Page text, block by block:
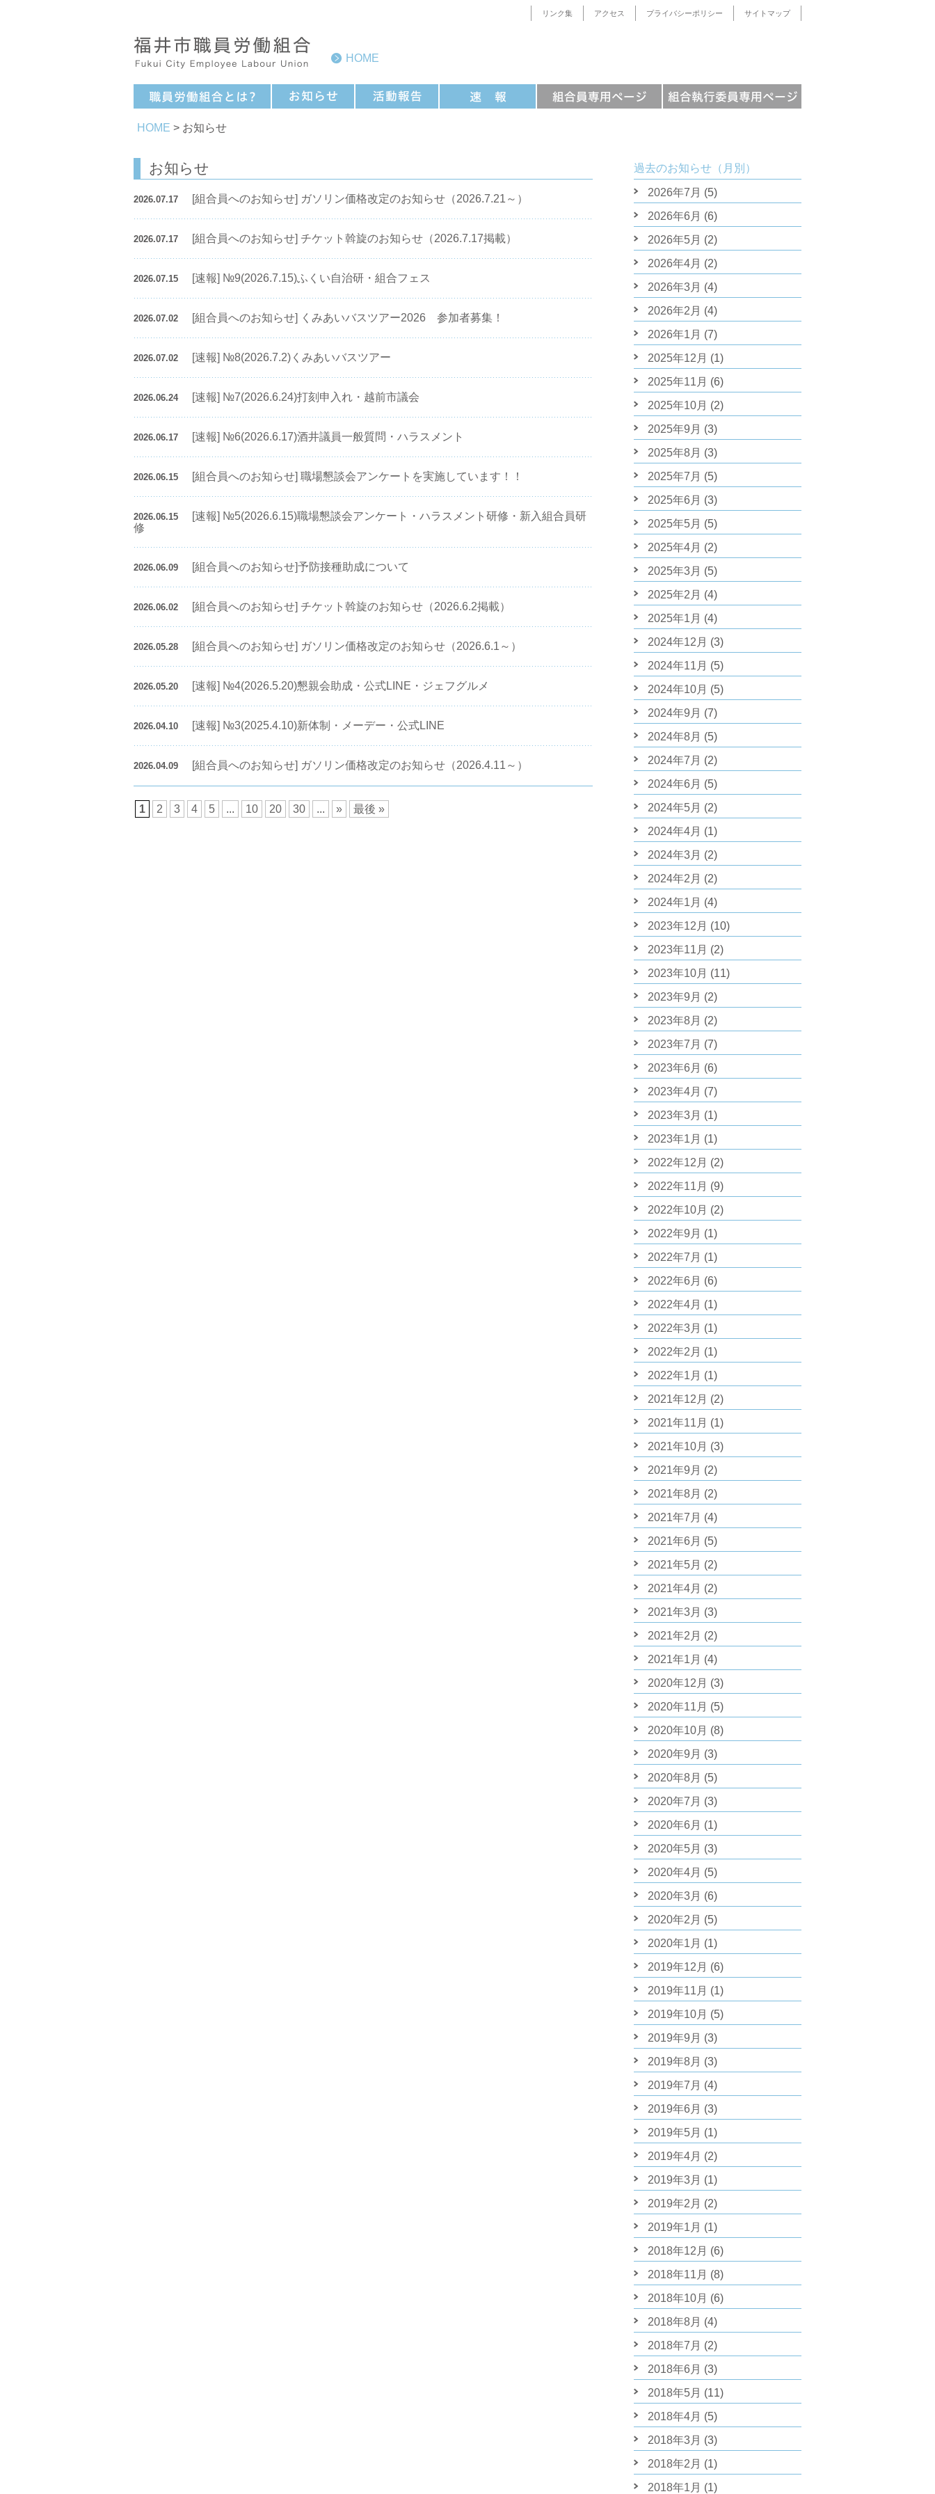
リンク集 アクセス プライバシーポリシー サイトマップ
HOME
HOME > お知らせ
お知らせ
2026.07.17 [組合員へのお知らせ] ガソリン価格改定のお知らせ（2026.7.21～）
2026.07.17 [組合員へのお知らせ] チケット斡旋のお知らせ（2026.7.17掲載）
2026.07.15 [速報] №9(2026.7.15)ふくい自治研・組合フェス
2026.07.02 [組合員へのお知らせ] くみあいバスツアー2026 参加者募集！
2026.07.02 [速報] №8(2026.7.2)くみあいバスツアー
2026.06.24 [速報] №7(2026.6.24)打刻申入れ・越前市議会
2026.06.17 [速報] №6(2026.6.17)酒井議員一般質問・ハラスメント
2026.06.15 [組合員へのお知らせ] 職場懇談会アンケートを実施しています！！
2026.06.15
[速報] №5(2026.6.15)職場懇談会アンケート・ハラスメント研修・新入組合員研
修
2026.06.09 [組合員へのお知らせ]予防接種助成について
2026.06.02 [組合員へのお知らせ] チケット斡旋のお知らせ（2026.6.2掲載）
2026.05.28 [組合員へのお知らせ] ガソリン価格改定のお知らせ（2026.6.1～）
2026.05.20 [速報] №4(2026.5.20)懇親会助成・公式LINE・ジェフグルメ
2026.04.10 [速報] №3(2025.4.10)新体制・メーデー・公式LINE
2026.04.09 [組合員へのお知らせ] ガソリン価格改定のお知らせ（2026.4.11～）
1 2 3 4 5 ... 10 20 30 ... » 最後 »
過去のお知らせ（月別）
2026年7月 (5)
2026年6月 (6)
2026年5月 (2)
2026年4月 (2)
2026年3月 (4)
2026年2月 (4)
2026年1月 (7)
2025年12月 (1)
2025年11月 (6)
2025年10月 (2)
2025年9月 (3)
2025年8月 (3)
2025年7月 (5)
2025年6月 (3)
2025年5月 (5)
2025年4月 (2)
2025年3月 (5)
2025年2月 (4)
2025年1月 (4)
2024年12月 (3)
2024年11月 (5)
2024年10月 (5)
2024年9月 (7)
2024年8月 (5)
2024年7月 (2)
2024年6月 (5)
2024年5月 (2)
2024年4月 (1)
2024年3月 (2)
2024年2月 (2)
2024年1月 (4)
2023年12月 (10)
2023年11月 (2)
2023年10月 (11)
2023年9月 (2)
2023年8月 (2)
2023年7月 (7)
2023年6月 (6)
2023年4月 (7)
2023年3月 (1)
2023年1月 (1)
2022年12月 (2)
2022年11月 (9)
2022年10月 (2)
2022年9月 (1)
2022年7月 (1)
2022年6月 (6)
2022年4月 (1)
2022年3月 (1)
2022年2月 (1)
2022年1月 (1)
2021年12月 (2)
2021年11月 (1)
2021年10月 (3)
2021年9月 (2)
2021年8月 (2)
2021年7月 (4)
2021年6月 (5)
2021年5月 (2)
2021年4月 (2)
2021年3月 (3)
2021年2月 (2)
2021年1月 (4)
2020年12月 (3)
2020年11月 (5)
2020年10月 (8)
2020年9月 (3)
2020年8月 (5)
2020年7月 (3)
2020年6月 (1)
2020年5月 (3)
2020年4月 (5)
2020年3月 (6)
2020年2月 (5)
2020年1月 (1)
2019年12月 (6)
2019年11月 (1)
2019年10月 (5)
2019年9月 (3)
2019年8月 (3)
2019年7月 (4)
2019年6月 (3)
2019年5月 (1)
2019年4月 (2)
2019年3月 (1)
2019年2月 (2)
2019年1月 (1)
2018年12月 (6)
2018年11月 (8)
2018年10月 (6)
2018年8月 (4)
2018年7月 (2)
2018年6月 (3)
2018年5月 (11)
2018年4月 (5)
2018年3月 (3)
2018年2月 (1)
2018年1月 (1)